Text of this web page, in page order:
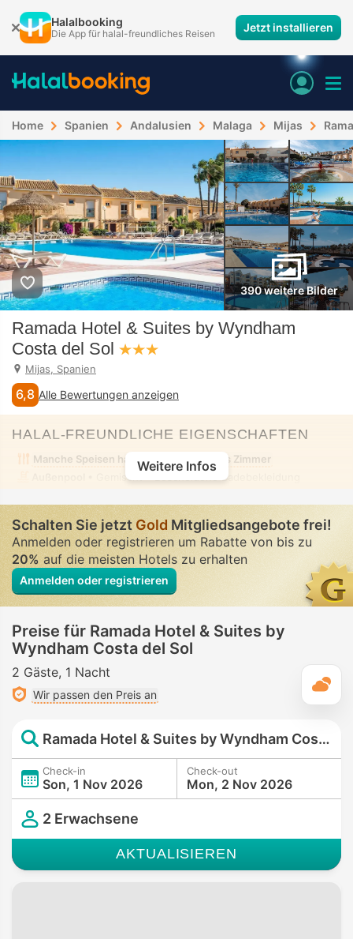
Halalbooking
Die App für halal-freundliches Reisen Jetzt installieren
Home Spanien Andalusien Malaga Mijas
390 weitere Bilder
Ramada Hotel & Suites by Wyndham
Costa del Sol
Mijas, Spanien
6,8 Alle Bewertungen anzeigen
HALAL-FREUNDLICHE EIGENSCHAFTEN
Manche Speisen halal
Alkoholfreies Zimmer
• Gemischt • Bescheidene Badebekleidung
Weitere Infos
Schalten Sie jetztGold Mitgliedsangebote frei!
Anmelden oder registrieren um Rabatte von bis zu
20%auf die meisten Hotels zu erhalten
Anmelden oder registrieren
Preise für Ramada Hotel & Suites by
Wyndham Costa del Sol
2 Gäste 1 Nacht
Wir passen den Preis an
Ramada Hotel & Suites by Wyndham Costa del Sol
Check-in
Son, 1 Nov 2026
Check-out
Mon, 2 Nov 2026
2 Erwachsene
AKTUALISIEREN